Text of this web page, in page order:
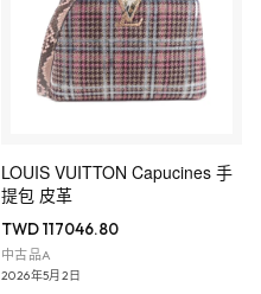
LOUIS VUITTON Capucines 手
提包 皮革
TWD 117046.80
中古品A
2026年5月2日